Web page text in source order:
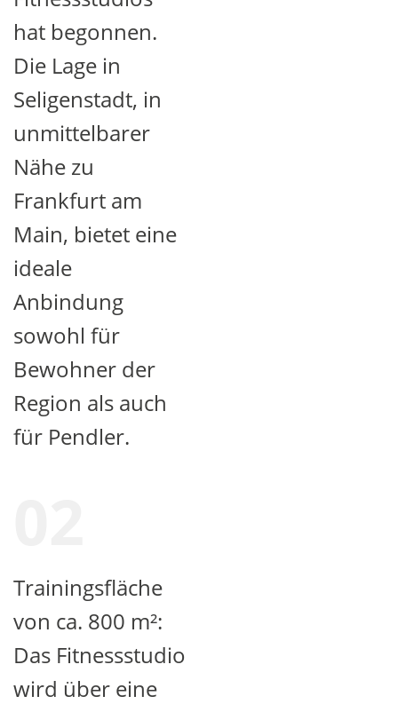
hat begonnen.
Die Lage in
Seligenstadt, in
unmittelbarer
Nähe zu
Frankfurt am
Main, bietet eine
ideale
Anbindung
sowohl für
Bewohner der
Region als auch
für Pendler.
Trainingsfläche
von ca. 800 m²:
Das Fitnessstudio
wird über eine